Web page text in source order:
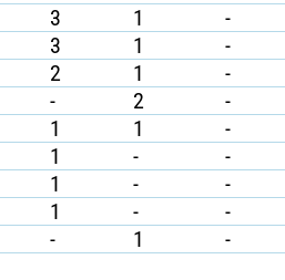
3 1 -
3 1 -
2 1 -
- 2 -
1 1 -
1 - -
1 - -
1 - -
- 1 -